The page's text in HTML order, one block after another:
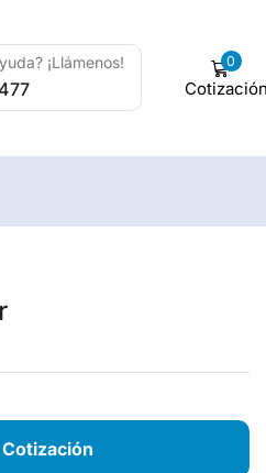
¡Llámenos! 0